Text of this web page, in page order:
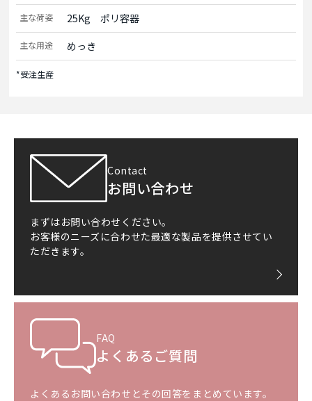
主な荷姿 25Kg　ポリ容器
主な用途 めっき
*受注生産
Contact
お問い合わせ
まずはお問い合わせください。
お客様のニーズに合わせた最適な製品を提供させてい
ただきます。
FAQ
よくあるご質問
よくあるお問い合わせとその回答をまとめています。